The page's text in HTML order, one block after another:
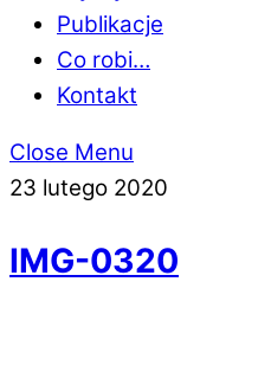
Publikacje
Co robi…
Kontakt
Close Menu
23 lutego 2020
IMG-0320